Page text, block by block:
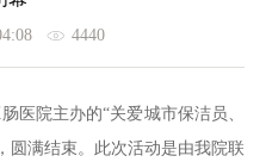
4440
医院主办的“关爱城市保洁员、
圆满结束。此次活动是由我院联